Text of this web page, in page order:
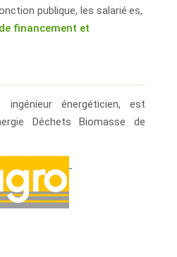
publique, les salarié·es,
financement et
ingénieur énergéticien, est
Déchets Biomasse de